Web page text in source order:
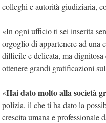
colleghi e autorità giudiziaria,
«In ogni ufficio ti sei inserita
orgoglio di appartenere ad una
difficile e delicata, ma
ottenere grandi gratificazioni
«Hai dato molto alla società
polizia, il che ti ha dato la
crescita umana e professionale